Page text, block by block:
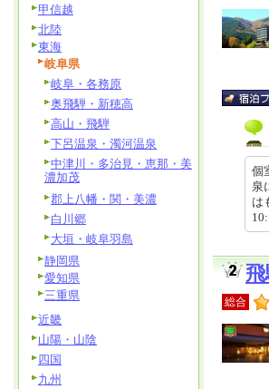
個
泉
は
総合
甲信越
北陸
東海
岐阜県
岐阜・各務原
奥飛騨・新穂高
高山・飛騨
下呂温泉・濁河温泉
中津川・多治見・恵那・美
濃加茂
郡上八幡・関・美濃
白川郷
大垣・岐阜羽島
静岡県
愛知県
三重県
近畿
山陽・山陰
四国
九州